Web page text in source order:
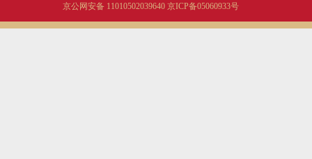
京公网安备 11010502039640 京ICP备05060933号